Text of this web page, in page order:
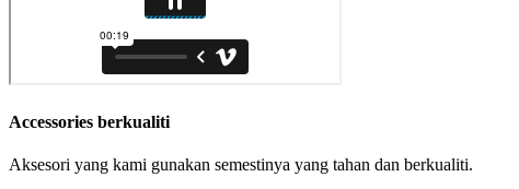
Accessories berkualiti
Aksesori yang kami gunakan semestinya yang tahan dan berkualiti.